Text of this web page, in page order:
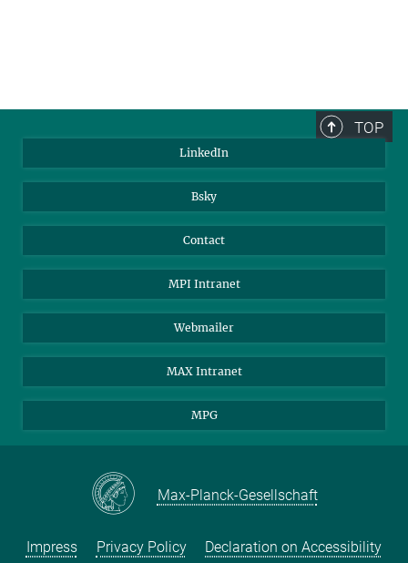
TOP
LinkedIn
Bsky
Contact
MPI Intranet
Webmailer
MAX Intranet
MPG
Max-Planck-Gesellschaft
Impress Privacy Policy Declaration on Accessibility